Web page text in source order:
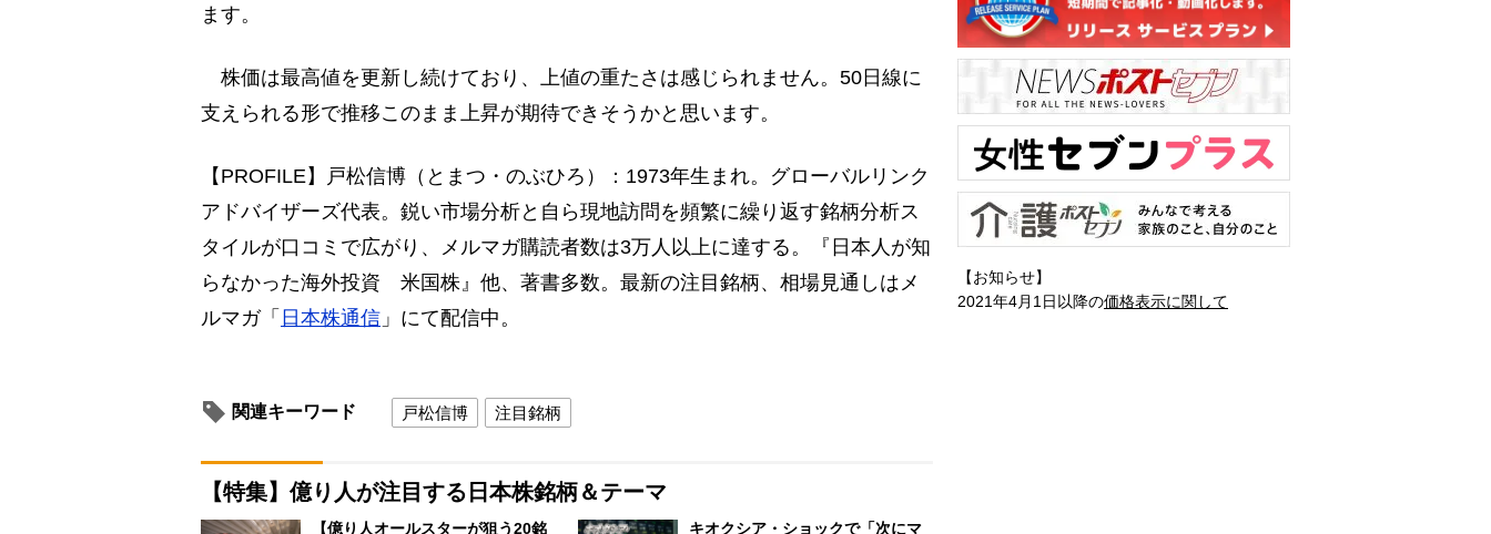
ます。
株価は最高値を更新し続けており、上値の重たさは感じられません。50日線に
支えられる形で推移このまま上昇が期待できそうかと思います。
【PROFILE】戸松信博（とまつ・のぶひろ）：1973年生まれ。グローバルリンク
アドバイザーズ代表。鋭い市場分析と自ら現地訪問を頻繁に繰り返す銘柄分析ス
タイルが口コミで広がり、メルマガ購読者数は3万人以上に達する。『日本人が知
らなかった海外投資 米国株』他、著書多数。最新の注目銘柄、相場見通しはメ
ルマガ「 日本株通信 」にて配信中。
関連キーワード 戸松信博 注目銘柄
【特集】億り人が注目する日本株銘柄＆テーマ
【億り人オールスターが狙う20銘
キオクシア・ショックで「次にマ
【お知らせ】
2021年4月1日以降の価格表示に関して